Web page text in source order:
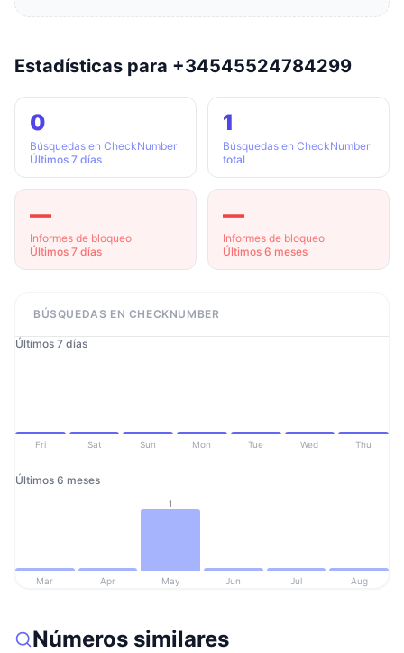
Estadísticas para +34545524784299
0
Búsquedas en CheckNumber
Últimos 7 días
1
Búsquedas en CheckNumber
total
—
Informes de bloqueo
Últimos 7 días
—
Informes de bloqueo
Últimos 6 meses
BÚSQUEDAS EN CHECKNUMBER
Últimos 7 días
Fri Sat Sun Mon Tue Wed Thu
Últimos 6 meses
1
Mar Apr May Jun Jul Aug
Números similares